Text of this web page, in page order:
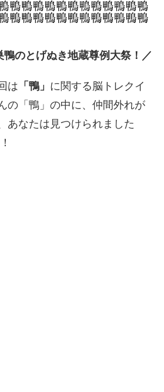
鴨のとげぬき地蔵尊例大祭！／
は 「鴨」 に関する脳トレクイ
の「鴨」の中に、仲間外れが
あなたは見つけられました